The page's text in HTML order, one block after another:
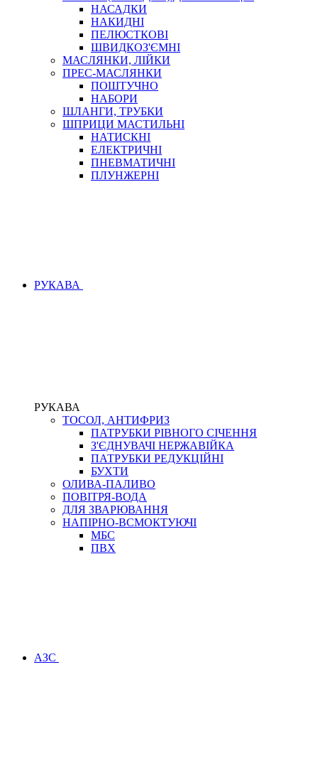
НАСАДКИ
НАКИДНІ
ПЕЛЮСТКОВІ
ШВИДКОЗ'ЄМНІ
МАСЛЯНКИ, ЛІЙКИ
ПРЕС-МАСЛЯНКИ
ПОШТУЧНО
НАБОРИ
ШЛАНГИ, ТРУБКИ
ШПРИЦИ МАСТИЛЬНІ
НАТИСКНІ
ЕЛЕКТРИЧНІ
ПНЕВМАТИЧНІ
ПЛУНЖЕРНІ
РУКАВА
РУКАВА
ТОСОЛ, АНТИФРИЗ
ПАТРУБКИ РІВНОГО СІЧЕННЯ
З'ЄДНУВАЧІ НЕРЖАВІЙКА
ПАТРУБКИ РЕДУКЦІЙНІ
БУХТИ
ОЛИВА-ПАЛИВО
ПОВІТРЯ-ВОДА
ДЛЯ ЗВАРЮВАННЯ
НАПІРНО-ВСМОКТУЮЧІ
МБС
ПВХ
АЗС